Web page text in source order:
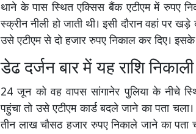
थाने के पास स्थित एक्सिस बैंक एटीएम में रुपए
स्क्रीन नीली हो जाती थी। इसी दौरान वहां पर
उसे एटीएम से दो हजार रुपए निकाल कर दिए।
डेढ दर्जन बार में यह राशि निकाली
24 जून को वह वापस सांगानेर पुलिया के नीचे
पहुंचा तो उसे एटीएम कार्ड बदले जाने का पता
तीन लाख चौसठ हजार रुपए निकाले जाने का पता